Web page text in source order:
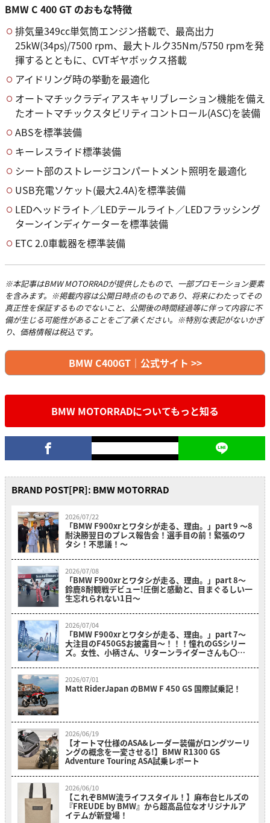
BMW C 400 GT のおもな特徴
排気量349cc単気筒エンジン搭載で、最高出力
25kW(34ps)/7500 rpm、最大トルク35Nm/5750 rpmを発
揮するとともに、CVTギヤボックス搭載
アイドリング時の挙動を最適化
オートマチックラディアスキャリブレーション機能を備え
たオートマチックスタビリティコントロール(ASC)を装備
ABSを標準装備
キーレスライド標準装備
シート部のストレージコンパートメント照明を最適化
USB充電ソケット(最大2.4A)を標準装備
LEDヘッドライト／LEDテールライト／LEDフラッシング
ターンインディケーターを標準装備
ETC 2.0車載器を標準装備
※本記事はBMW MOTORRADが提供したもので、一部プロモーション要素
を含みます。※掲載内容は公開日時点のものであり、将来にわたってその
真正性を保証するものでないこと、公開後の時間経過等に伴って内容に不
備が生じる可能性があることをご了承ください。※特別な表記がないかぎ
り、価格情報は税込です。
BMW C400GT｜公式サイト >>
BMW MOTORRADについてもっと知る
BRAND POST[PR]: BMW MOTORRAD
2026/07/22
「BMW F900xrとワタシが走る、理由。」part 9 〜8
耐決勝翌日のプレス報告会！選手目の前！緊張のワ
タシ！不思議！〜
2026/07/08
「BMW F900xrとワタシが走る、理由。」part 8〜
鈴鹿8耐観戦デビュー!圧倒と感動と、目まぐるしい一
生忘れられない1日〜
2026/07/04
「BMW F900xrとワタシが走る、理由。」part 7～
大注目のF450GSお披露目～！！！憧れのGSシリー
ズ。女性、小柄さん、リターンライダーさんも〇〇
2026/07/01
Matt RiderJapan のBMW F 450 GS 国際試乗記！
2026/06/19
【オートマ仕様のASA&レーダー装備がロングツーリ
ングの概念を一変させる!】BMW R1300 GS
Adventure Touring ASA試乗レポート
2026/06/10
【これぞBMW流ライフスタイル！】麻布台ヒルズの
『FREUDE by BMW』から超高品位なオリジナルア
イテムが新登場！